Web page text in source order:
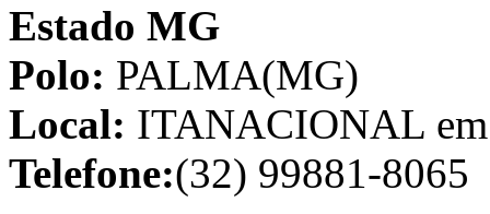
Estado MG
Polo: PALMA(MG)
Local: ITANACIONAL
Telefone:(32) 99881-8065